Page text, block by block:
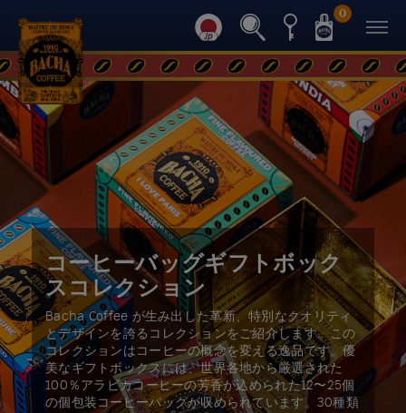
0
コーヒーバッグギフトボック
スコレクション
Bacha Coffee が生み出した革新、特別なクオリティ
とデザインを誇るコレクションをご紹介します。この
コレクションはコーヒーの概念を変える逸品です。優
美なギフトボックスには、世界各地から厳選された
100％アラビカコーヒーの芳香が込められた12〜25個
の個包装コーヒーバッグが収められています。30種類